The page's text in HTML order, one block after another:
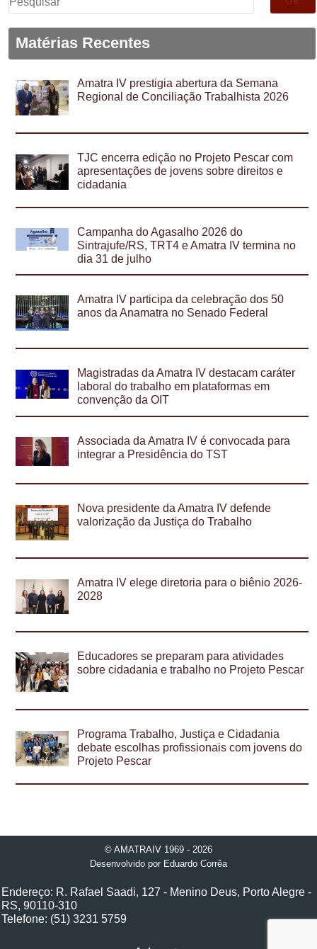
por:
Matérias Recentes
Amatra IV prestigia abertura da Semana
Regional de Conciliação Trabalhista 2026
TJC encerra edição no Projeto Pescar com
apresentações de jovens sobre direitos e
cidadania
Campanha do Agasalho 2026 do
Sintrajufe/RS, TRT4 e Amatra IV termina no
dia 31 de julho
Amatra IV participa da celebração dos 50
anos da Anamatra no Senado Federal
Magistradas da Amatra IV destacam caráter
laboral do trabalho em plataformas em
convenção da OIT
Associada da Amatra IV é convocada para
integrar a Presidência do TST
Nova presidente da Amatra IV defende
valorização da Justiça do Trabalho
Amatra IV elege diretoria para o biênio 2026-
2028
Educadores se preparam para atividades
sobre cidadania e trabalho no Projeto Pescar
Programa Trabalho, Justiça e Cidadania
debate escolhas profissionais com jovens do
Projeto Pescar
© AMATRAIV 1969 - 2026
Desenvolvido por Eduardo Corrêa
Endereço: R. Rafael Saadi, 127 - Menino Deus, Porto Alegre -
RS, 90110-310
Telefone: (51) 3231 5759